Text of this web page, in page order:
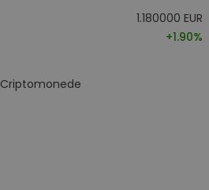
1.180000 EUR
+1.90%
Criptomonede